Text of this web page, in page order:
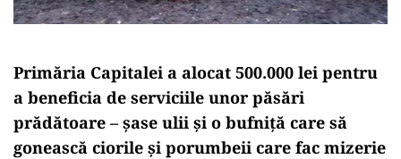
Primăria Capitalei a alocat 500.000 lei pentru
a beneficia de serviciile unor păsări
prădătoare – șase ulii și o bufniță care să
gonească ciorile şi porumbeii care fac mizerie